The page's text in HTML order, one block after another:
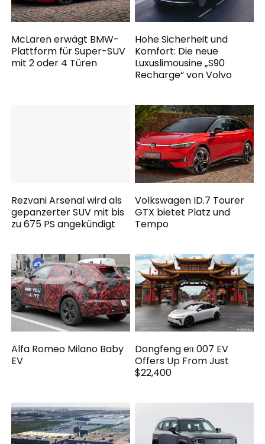
McLaren erwägt BMW-
Plattform für Super-SUV
mit 2 oder 4 Türen
Hohe Sicherheit und
Komfort: Die neue
Luxuslimousine „S90
Recharge“ von Volvo
Rezvani Arsenal wird als
gepanzerter SUV mit bis
zu 675 PS angekündigt
Volkswagen ID.7 Tourer
GTX bietet Platz und
Tempo
Alfa Romeo Milano Baby
EV
Dongfeng eπ 007 EV
Offers Up From Just
$22,400